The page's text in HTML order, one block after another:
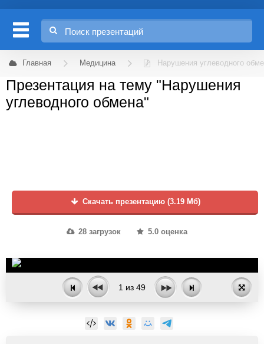
Главная Медицина Нарушения углеводного
Презентация на тему "Нарушения
углеводного обмена"
Скачать презентацию (3.19 Мб)
28 загрузок 5.0 оценка
1 из 49